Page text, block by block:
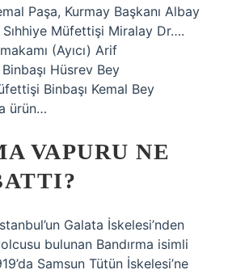
Paşa, Kurmay Başkanı Albay
Sıhhiye Müfettişi Miralay Dr….
(Ayıcı) Arif
Hüsrev Bey
Binbaşı Kemal Bey
ürün…
VAPURU NE
Galata İskelesi’nden
bulunan Bandırma isimli
Samsun Tütün İskelesi’ne